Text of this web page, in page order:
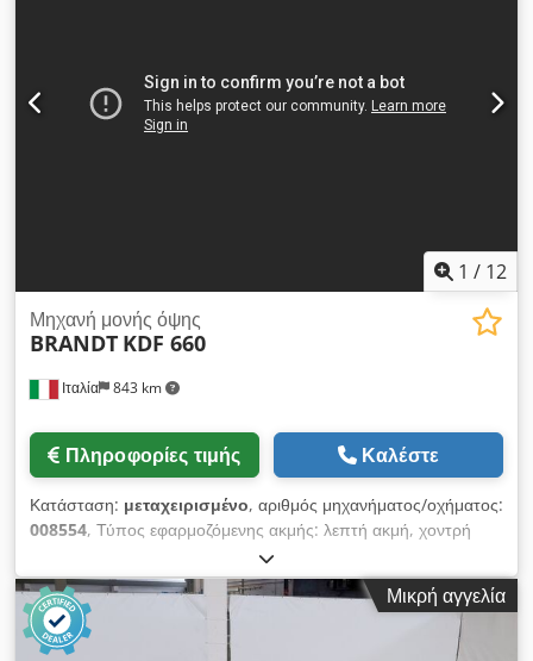
1 / 12
Ιταλία 843 km
Μηχανή μονής όψης
BRANDT KDF 660
Πληροφορίες τιμής Καλέστε
Κατάσταση: μεταχειρισμένο, αριθμός μηχανήματος/οχήματος:
008554, Τύπος εφαρμοζόμενης ακμής: λεπτή ακμή, χοντρή
ακμή, μασίφ ξύλο Σύστημα κόλλησης: EVA Πρόφρεζα: ναι
Πολυλειτουργική μονάδα: ναι Μέγ. ταχύτητα προώθησης: 16
m/λεπτό Μέγιστο πάχος πάνελ: 60 mm Εργαλεία εργασίας: 8
τεμ. Chodpfxszg D Ezj Aflea
Μικρή αγγελία